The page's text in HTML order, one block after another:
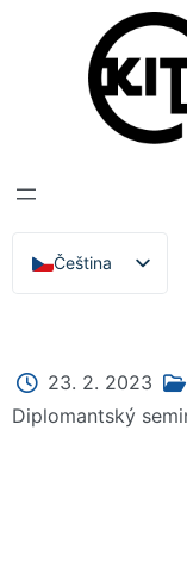
Čeština
English
23. 2. 2023
Diplomantský